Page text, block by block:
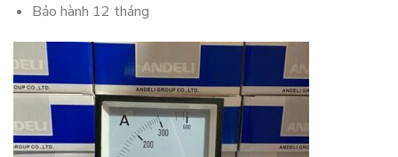
Bảo hành 12 tháng